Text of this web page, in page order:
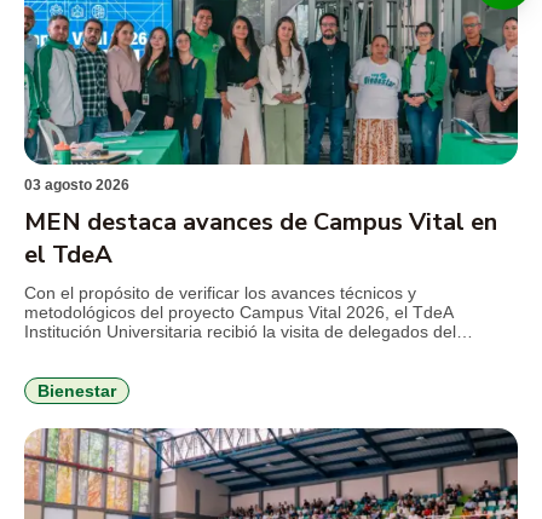
03 agosto 2026
MEN destaca avances de Campus Vital en
el TdeA
Con el propósito de verificar los avances técnicos y
metodológicos del proyecto Campus Vital 2026, el TdeA
Institución Universitaria recibió la visita de delegados del
estudiantil y consolidar estrategias de bienestar con enfoque
integral. Durante la jornada, el […]
Bienestar